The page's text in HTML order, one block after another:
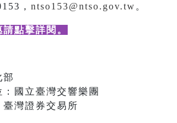
， ntso153@ntso.gov.tw 。
點擊詳閱 。
部
國立臺灣交響樂團
灣證券交易所